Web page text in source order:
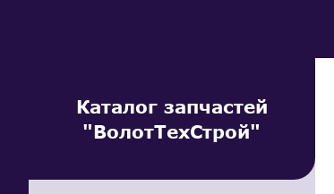
Каталог запчастей
"ВолотТехСтрой"